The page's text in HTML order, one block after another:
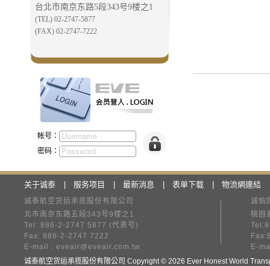
台北市南京东路5段343号9楼之1
(TEL) 02-2747-5877
(FAX) 02-2747-7222
帐号：
密码：
关于诚泰 服务项目 最新消息 表单下载 物流網連結
诚泰航空货运承揽股份有限公司
北市南京东路五段343号9楼之1
Tel: 886-2-2747 5877 (代表号)
Fax: 886-2-2747 7222
E-mail : eveair@eveair.com.tw
诚佑
桃园
E-
诚泰航空货运承揽股份有限公司 Copyright © 2026 Ever Honest World